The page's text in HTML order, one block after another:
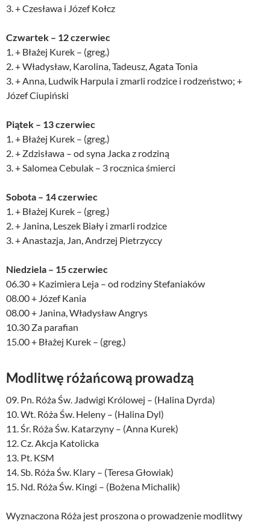
3. + Czesława i Józef Kołcz
Czwartek – 12 czerwiec
1. + Błażej Kurek – (greg.)
2. + Władysław, Karolina, Tadeusz, Agata Tonia
3. + Anna, Ludwik Harpula i zmarli rodzice i rodzeństwo; +
Józef Ciupiński
Piątek – 13 czerwiec
1. + Błażej Kurek – (greg.)
2. + Zdzisława – od syna Jacka z rodziną
3. + Salomea Cebulak – 3 rocznica śmierci
Sobota – 14 czerwiec
1. + Błażej Kurek – (greg.)
2. + Janina, Leszek Biały i zmarli rodzice
3. + Anastazja, Jan, Andrzej Pietrzyccy
Niedziela – 15 czerwiec
06.30 + Kazimiera Leja – od rodziny Stefaniaków
08.00 + Józef Kania
08.00 + Janina, Władysław Angrys
10.30 Za parafian
15.00 + Błażej Kurek – (greg.)
Modlitwę różańcową prowadzą
09. Pn. Róża Św. Jadwigi Królowej – (Halina Dyrda)
10. Wt. Róża Św. Heleny – (Halina Dyl)
11. Śr. Róża Św. Katarzyny – (Anna Kurek)
12. Cz. Akcja Katolicka
13. Pt. KSM
14. Sb. Róża Św. Klary – (Teresa Głowiak)
15. Nd. Róża Św. Kingi – (Bożena Michalik)
Wyznaczona Róża jest proszona o prowadzenie modlitwy